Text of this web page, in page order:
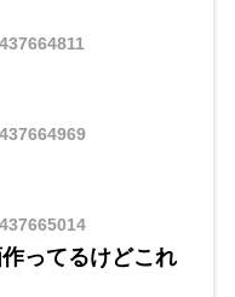
ってるけどこれ